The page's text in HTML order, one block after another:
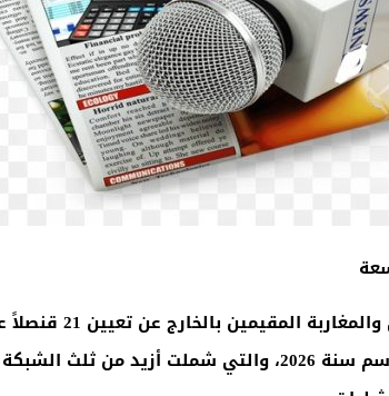
أعلنت وزارة الشؤون الخارجية والتعاون
في إطار الحركة السنوية للهيئة الدبلوماسية برسم سنة 2026، والتي شملت أزيد